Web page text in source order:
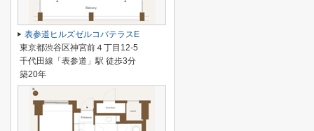
表参道ヒルズゼルコバテラスE
東京都渋谷区神宮前４丁目12-5
千代田線「表参道」駅 徒歩3分
築20年